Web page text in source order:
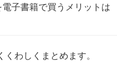
子書籍で買うメリットは
わしくまとめます。